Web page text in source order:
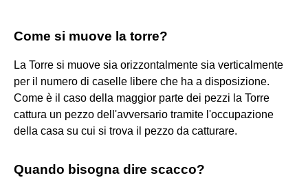
Come si muove la torre?
La Torre si muove sia orizzontalmente sia verticalmente
per il numero di caselle libere che ha a disposizione.
Come è il caso della maggior parte dei pezzi la Torre
cattura un pezzo dell'avversario tramite l'occupazione
della casa su cui si trova il pezzo da catturare.
Quando bisogna dire scacco?